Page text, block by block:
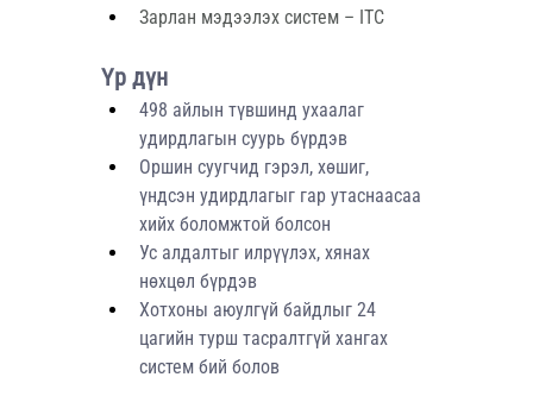
Зарлан мэдээлэх систем – ITC
Үр дүн
498 айлын түвшинд ухаалаг
удирдлагын суурь бүрдэв
Оршин суугчид гэрэл, хөшиг,
үндсэн удирдлагыг гар утаснаасаа
хийх боломжтой болсон
Ус алдалтыг илрүүлэх, хянах
нөхцөл бүрдэв
Хотхоны аюулгүй байдлыг 24
цагийн турш тасралтгүй хангах
систем бий болов